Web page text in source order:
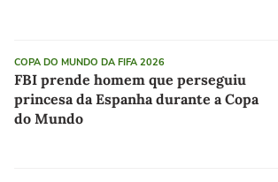
COPA DO MUNDO DA FIFA 2026
FBI prende homem que perseguiu
princesa da Espanha durante a Copa
do Mundo